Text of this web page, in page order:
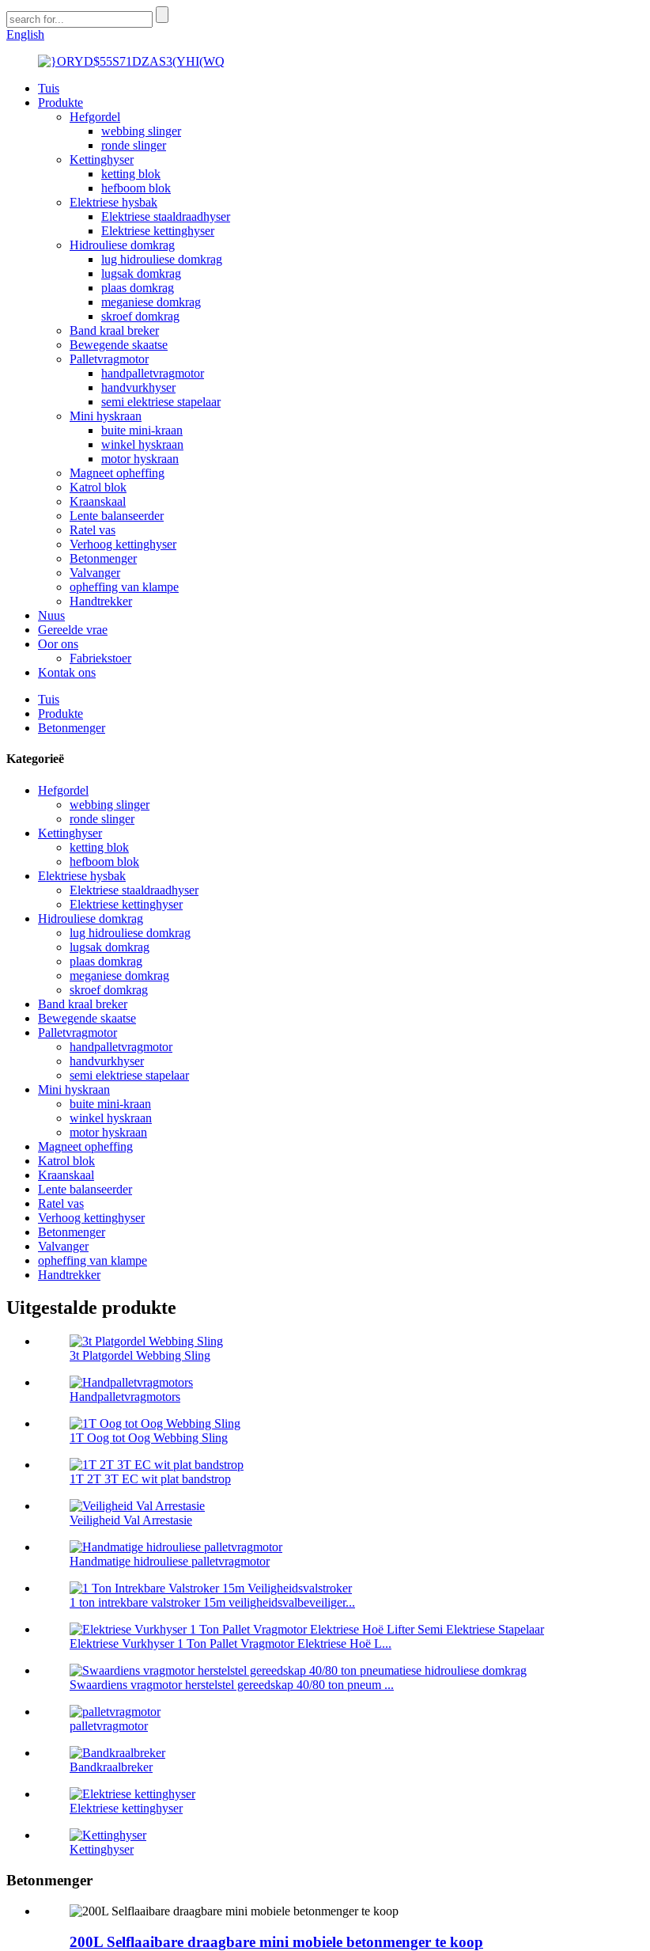
English
Tuis
Produkte
Hefgordel
webbing slinger
ronde slinger
Kettinghyser
ketting blok
hefboom blok
Elektriese hysbak
Elektriese staaldraadhyser
Elektriese kettinghyser
Hidrouliese domkrag
lug hidrouliese domkrag
lugsak domkrag
plaas domkrag
meganiese domkrag
skroef domkrag
Band kraal breker
Bewegende skaatse
Palletvragmotor
handpalletvragmotor
handvurkhyser
semi elektriese stapelaar
Mini hyskraan
buite mini-kraan
winkel hyskraan
motor hyskraan
Magneet opheffing
Katrol blok
Kraanskaal
Lente balanseerder
Ratel vas
Verhoog kettinghyser
Betonmenger
Valvanger
opheffing van klampe
Handtrekker
Nuus
Gereelde vrae
Oor ons
Fabriekstoer
Kontak ons
Tuis
Produkte
Betonmenger
Kategorieë
Hefgordel
webbing slinger
ronde slinger
Kettinghyser
ketting blok
hefboom blok
Elektriese hysbak
Elektriese staaldraadhyser
Elektriese kettinghyser
Hidrouliese domkrag
lug hidrouliese domkrag
lugsak domkrag
plaas domkrag
meganiese domkrag
skroef domkrag
Band kraal breker
Bewegende skaatse
Palletvragmotor
handpalletvragmotor
handvurkhyser
semi elektriese stapelaar
Mini hyskraan
buite mini-kraan
winkel hyskraan
motor hyskraan
Magneet opheffing
Katrol blok
Kraanskaal
Lente balanseerder
Ratel vas
Verhoog kettinghyser
Betonmenger
Valvanger
opheffing van klampe
Handtrekker
Uitgestalde produkte
3t Platgordel Webbing Sling
Handpalletvragmotors
1T Oog tot Oog Webbing Sling
1T 2T 3T EC wit plat bandstrop
Veiligheid Val Arrestasie
Handmatige hidrouliese palletvragmotor
1 ton intrekbare valstroker 15m veiligheidsvalbeveiliger...
Elektriese Vurkhyser 1 Ton Pallet Vragmotor Elektriese Hoë L...
Swaardiens vragmotor herstelstel gereedskap 40/80 ton pneum ...
palletvragmotor
Bandkraalbreker
Elektriese kettinghyser
Kettinghyser
Betonmenger
200L Selflaaibare draagbare mini mobiele betonmenger te koop